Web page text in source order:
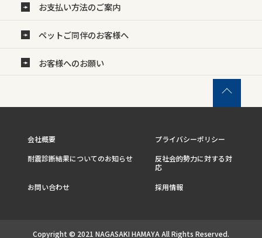
お支払い方法のご案内
ペットご同伴のお客様へ
お客様へのお願い
会社概要
プライバシーポリシー
耐震診断結果についてのお知らせ
反社会的勢力に対する対
応
お問い合わせ
採用情報
Copyright © 2021 NAGASAKI HAMAYA All Rights Reserved.